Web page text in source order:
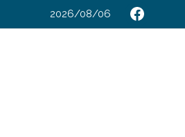
2026/08/06